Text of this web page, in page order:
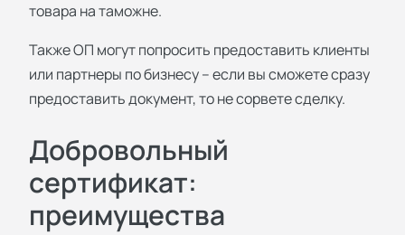
товара на таможне.
Также ОП могут попросить предоставить клиенты
или партнеры по бизнесу – если вы сможете сразу
предоставить документ, то не сорвете сделку.
Добровольный
сертификат:
преимущества